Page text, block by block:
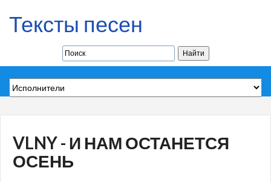
Тексты песен
VLNY - И НАМ ОСТАНЕТСЯ
ОСЕНЬ